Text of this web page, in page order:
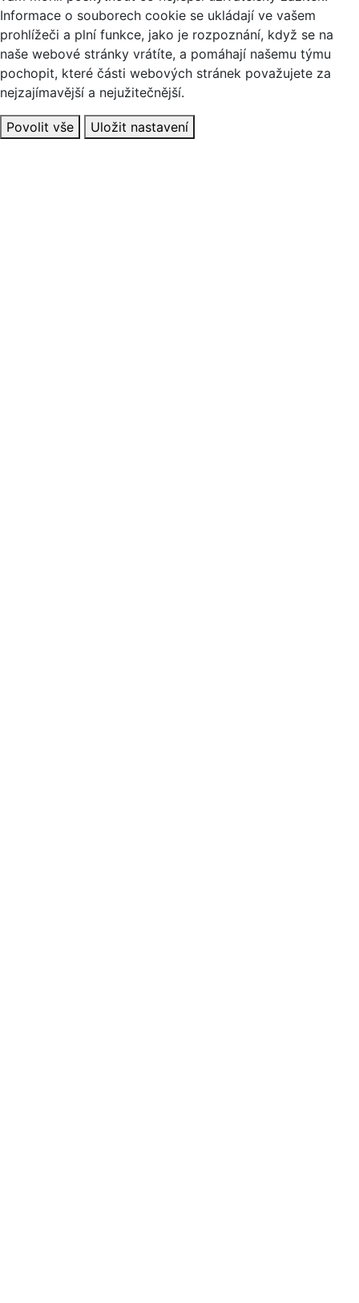
Informace o souborech cookie se ukládají ve vašem
prohlížeči a plní funkce, jako je rozpoznání, když se na
naše webové stránky vrátíte, a pomáhají našemu týmu
pochopit, které části webových stránek považujete za
nejzajímavější a nejužitečnější.
Povolit vše Uložit nastavení